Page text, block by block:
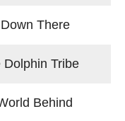
There
Tribe
Behind